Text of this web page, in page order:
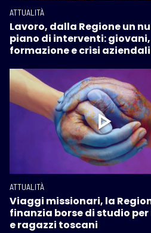
ATTUALITÀ
Lavoro, dalla Regione un
piano di interventi: giovani,
formazione e crisi aziendali
ATTUALITÀ
Viaggi missionari, la
finanzia borse di studio
e ragazzi toscani